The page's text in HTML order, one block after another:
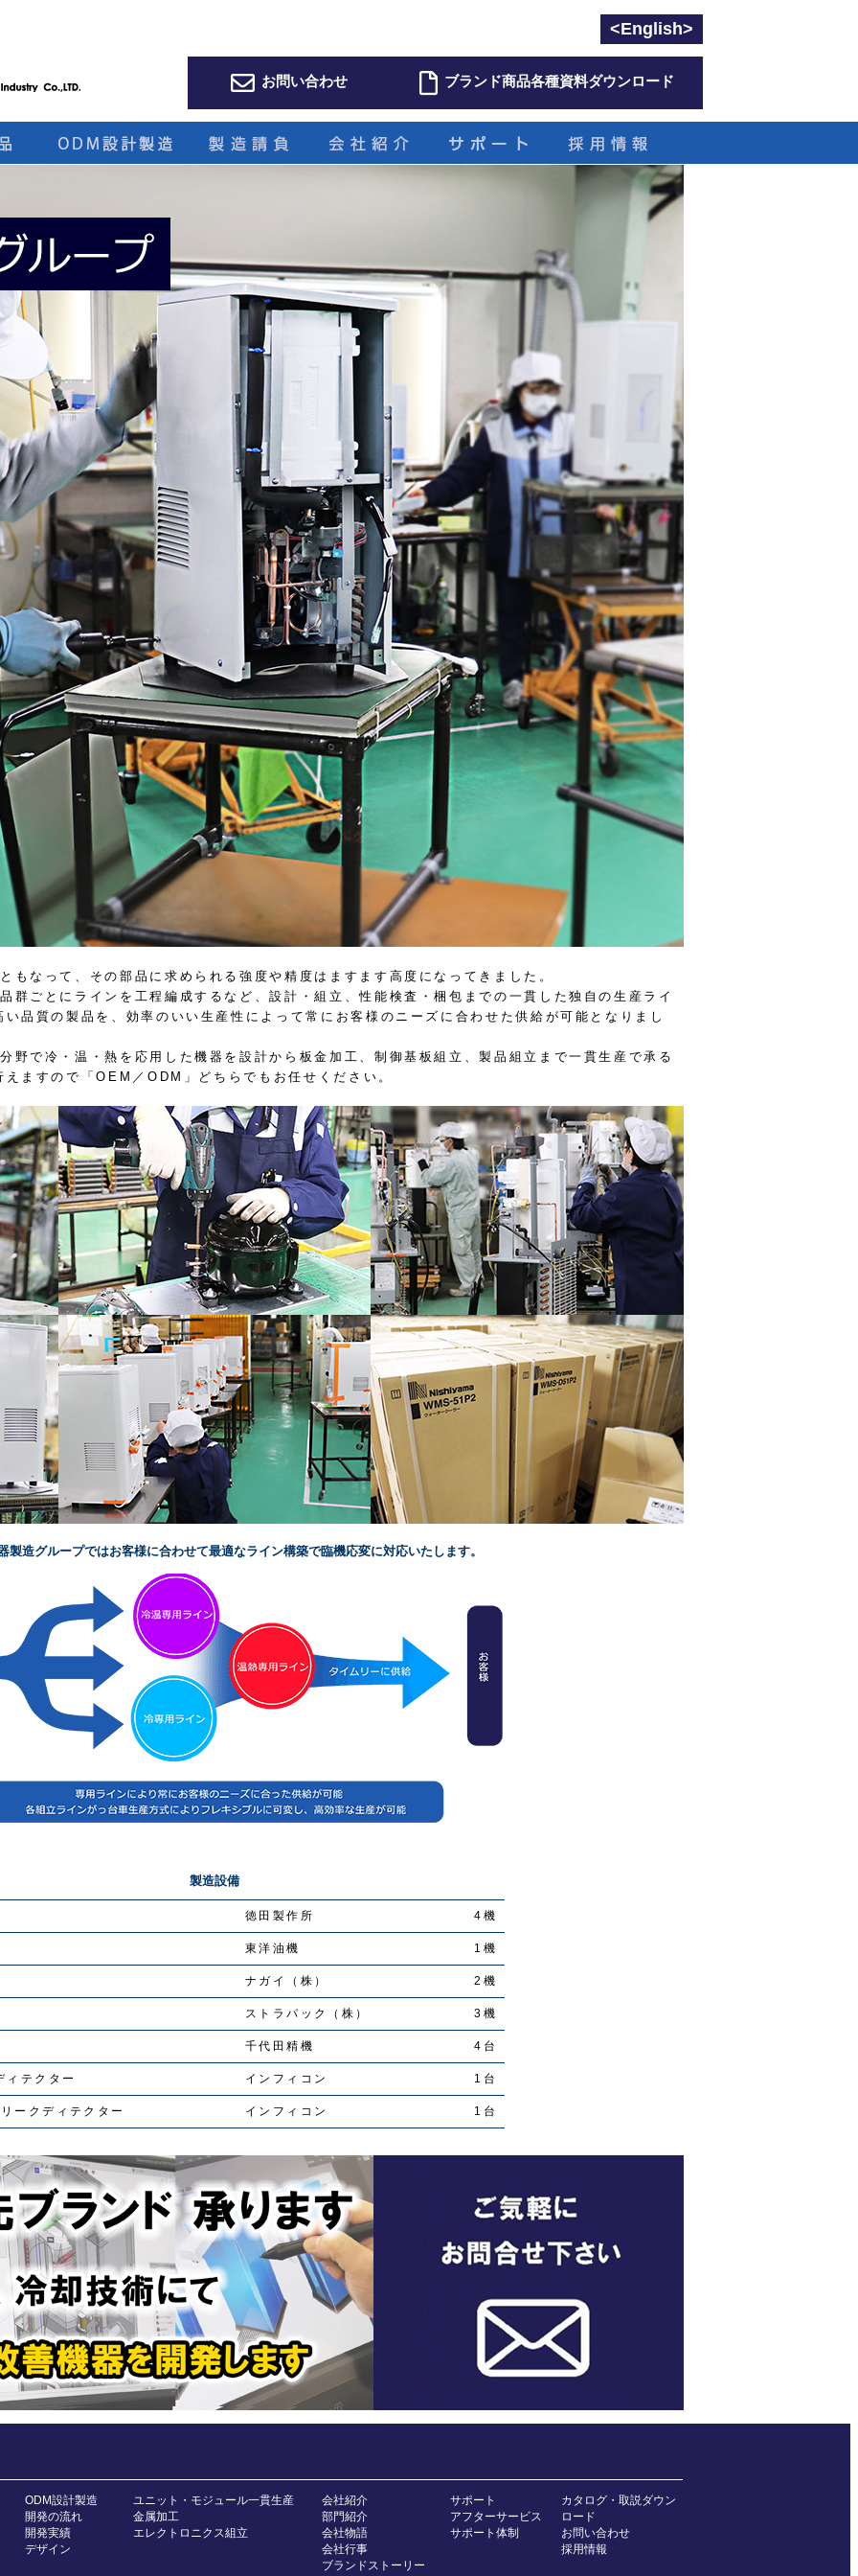
お問い合わせ
<English>
ブランド商品各種資料ダウンロード
もなって、その部品に求められる強度や精度はますます高度になってきました。
群ごとにラインを工程編成するなど、設計・組立、性能検査・梱包までの一貫した独自の生産ライ
品質の製品を、効率のいい生産性によって常にお客様のニーズに合わせた供給が可能となりまし
野で冷・温・熱を応用した機器を設計から板金加工、制御基板組立、製品組立まで一貫生産で承る
ますので「OEM／ODM」どちらでもお任せください。
製造グループではお客様に合わせて最適なライン構築で臨機応変に対応いたします。
製造設備
徳田製作所 4機
東洋油機 1機
ナガイ（株） 2機
ストラパック（株） 3機
千代田精機 4台
ィテクター インフィコン 1台
ークディテクター インフィコン 1台
ODM設計製造
開発の流れ
開発実績
デザイン
ユニット・モジュール一貫生産
金属加工
エレクトロニクス組立
会社紹介
部門紹介
会社物語
会社行事
ブランドストーリー
サポート
アフターサービス
サポート体制
カタログ・取説ダウン
ロード
お問い合わせ
採用情報